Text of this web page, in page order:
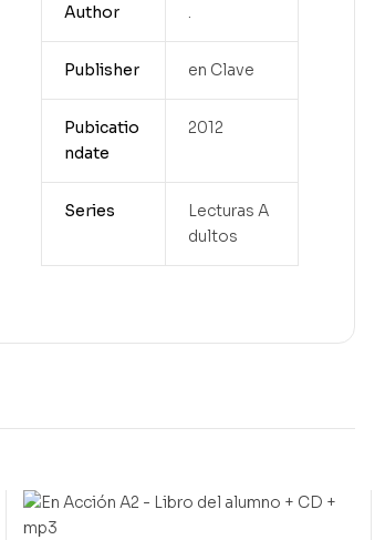
Author
Publisher en Clave
Pubicatio
ndate
2012
Series
Lecturas A
dultos